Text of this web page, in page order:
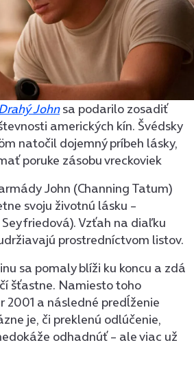
Johnsa podarilo zosadiť
amerických kín. Švédsky
natočil dojemný príbeh lásky,
poruke zásobu vreckoviek
John (Channing Tatum)
svoju životnú lásku –
Vzťah na diaľku
prostredníctvom listov.
sa pomaly blíži ku koncu a zdá
šťastne. Namiesto toho
2001 a následné predĺženie
je, či preklenú odlúčenie,
odhadnúť – ale viac už